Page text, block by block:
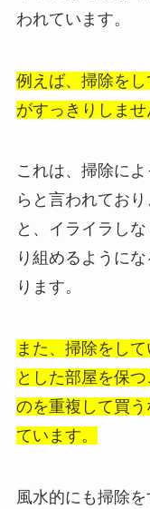
われています。
例えば、掃除を
がすっきりしませ
これは、掃除に
らと言われてお
と、イライラし
り組めるように
ります。
また、掃除をし
とした部屋を保
のを重複して買
ています。
風水的にも掃除